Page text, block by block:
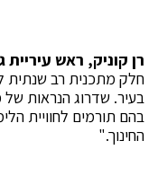
רן קוניק, ראש עיריית
חלק מתכנית רב שנתית
בעיר. שדרוג הנראות
בהם תורמים לחוויית
החינוך."